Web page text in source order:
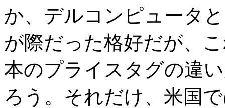
か、デルコンピュータ
が際だった格好だが、
本のプライスタグの違
ろう。それだけ、米国